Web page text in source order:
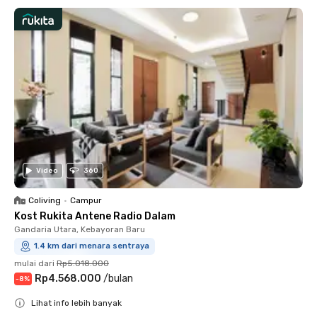
Video 360
Coliving • Campur
Kost Rukita Antene Radio Dalam
Gandaria Utara, Kebayoran Baru
1.4 km dari menara sentraya
mulai dari Rp5.018.000
-8% Rp4.568.000 /bulan
Lihat info lebih banyak